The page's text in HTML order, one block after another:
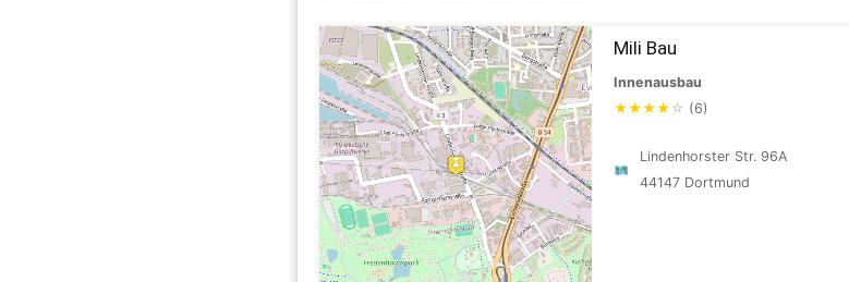
Mili Bau
Innenausbau
★★★★ ☆ (6)
Lindenhorster Str. 96A
44147 Dortmund